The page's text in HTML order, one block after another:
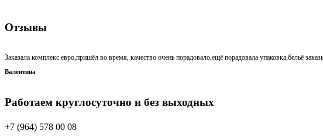
Отзывы
Заказала комплекс евро,пришёл во время, качество очень порадовало,ещё порадовала упаковка,бельё
Валентина
Работаем круглосуточно и без выходных
+7 (964) 578 00 08